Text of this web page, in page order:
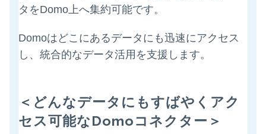
タをDomo上へ集約可能です。
Domoはどこにあるデータにも迅速にアクセス
し、統合的なデータ活用を支援します。
＜どんなデータにもすばやくアク
セス可能なDomoコネクター＞